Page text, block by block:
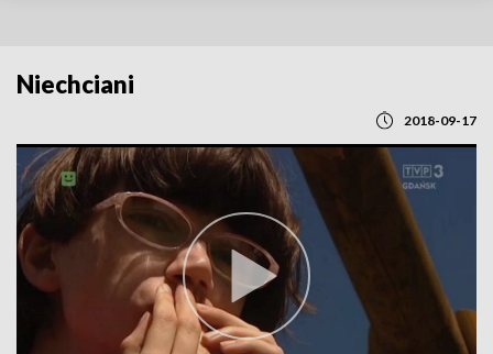
Niechciani
2018-09-17